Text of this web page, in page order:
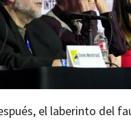
el laberinto del